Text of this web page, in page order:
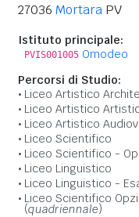
27036 Mortara PV
Istituto principale:
PVIS001005 Omodeo
Percorsi di Studio:
Liceo Artistico
Liceo Artistico
Liceo Artistico
Liceo Scientifico
Liceo Scientifico -
Liceo Linguistico
Liceo Linguistico -
Liceo Scientifico
(quadriennale)